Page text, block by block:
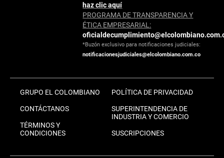
haz clic aquí
PROGRAMA DE TRANSPARENCIA Y
ÉTICA EMPRESARIAL:
*Buzón exclusivo para notificaciones judiciales:
notificacionesjudiciales@elcolombiano.com.co
GRUPO EL COLOMBIANO
CONTÁCTANOS
TÉRMINOS Y
CONDICIONES
POLÍTICA DE PRIVACIDAD
SUPERINTENDENCIA DE
INDUSTRIA Y COMERCIO
SUSCRIPCIONES